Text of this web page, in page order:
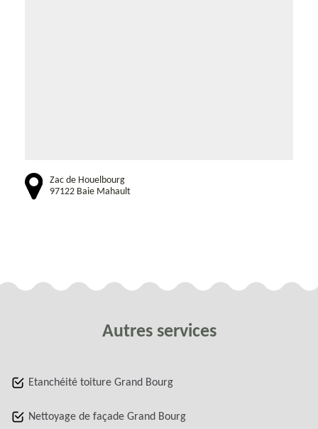
Zac de Houelbourg
97122 Baie Mahault
Autres services
Etanchéité toiture Grand Bourg
Nettoyage de façade Grand Bourg